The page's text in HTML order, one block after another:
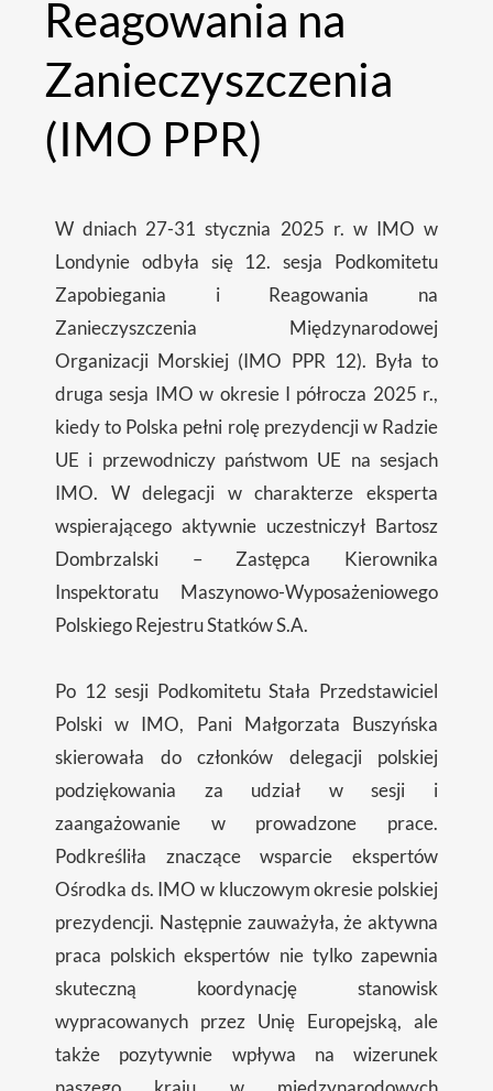
Reagowania na
Zanieczyszczenia
(IMO PPR)
W dniach 27-31 stycznia 2025 r. w IMO w
Londynie odbyła się 12. sesja Podkomitetu
Zapobiegania i Reagowania na
Zanieczyszczenia Międzynarodowej
Organizacji Morskiej (IMO PPR 12). Była to
druga sesja IMO w okresie I półrocza 2025 r.,
kiedy to Polska pełni rolę prezydencji w Radzie
UE i przewodniczy państwom UE na sesjach
IMO. W delegacji w charakterze eksperta
wspierającego aktywnie uczestniczył Bartosz
Dombrzalski – Zastępca Kierownika
Inspektoratu Maszynowo-Wyposażeniowego
Polskiego Rejestru Statków S.A.
Po 12 sesji Podkomitetu Stała Przedstawiciel
Polski w IMO, Pani Małgorzata Buszyńska
skierowała do członków delegacji polskiej
podziękowania za udział w sesji i
zaangażowanie w prowadzone prace.
Podkreśliła znaczące wsparcie ekspertów
Ośrodka ds. IMO w kluczowym okresie polskiej
prezydencji. Następnie zauważyła, że aktywna
praca polskich ekspertów nie tylko zapewnia
skuteczną koordynację stanowisk
wypracowanych przez Unię Europejską, ale
także pozytywnie wpływa na wizerunek